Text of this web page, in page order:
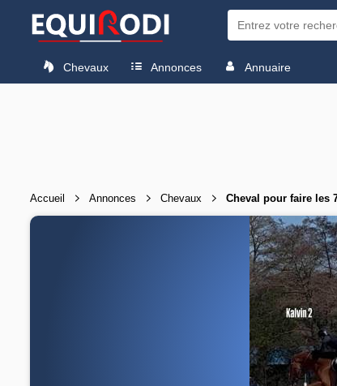
Chevaux Annonces Annuaire
Accueil Annonces Chevaux Cheval pour faire les